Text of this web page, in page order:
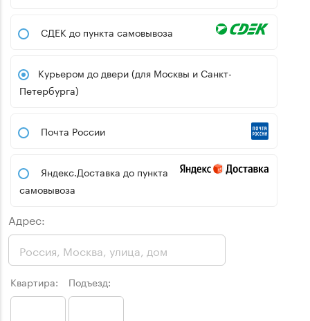
СДЕК до пункта самовывоза
Курьером до двери (для Москвы и Санкт-
Петербурга)
Почта России
Яндекс.Доставка до пункта
самовывоза
Адрес:
Квартира: Подъезд: